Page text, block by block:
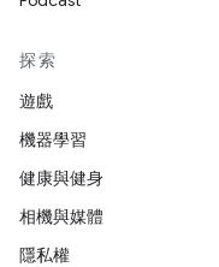
探索
遊戲
機器學習
健康與健身
相機與媒體
隱私權